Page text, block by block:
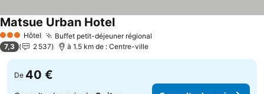
3 ÉtoilesHôtel Buffet petit-déjeuner régional
Matsue Urban HotelConsulter les prix
7,3 2 537 à 1.5 km de : Centre-ville
De 40 €